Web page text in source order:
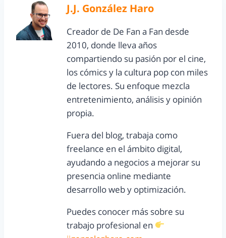
J.J. González Haro
Creador de De Fan a Fan desde
2010, donde lleva años
compartiendo su pasión por el cine,
los cómics y la cultura pop con miles
de lectores. Su enfoque mezcla
entretenimiento, análisis y opinión
propia.
Fuera del blog, trabaja como
freelance en el ámbito digital,
ayudando a negocios a mejorar su
presencia online mediante
desarrollo web y optimización.
Puedes conocer más sobre su
trabajo profesional en